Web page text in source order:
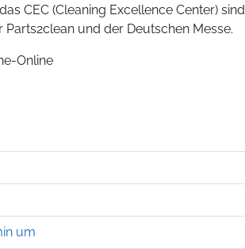
CEC (Cleaning Excellence Center) sind
und der Deutschen Messe.
Online
um